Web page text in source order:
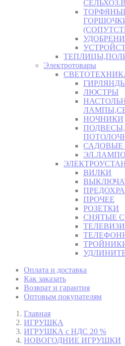
Электротовары
ЛЮСТРЫ
НОЧНИКИ
САДОВЫЕ
ВИЛКИ
ПРОЧЕЕ
РОЗЕТКИ
СНЯТЫЕ
Оплата и доставка
Как заказать
Возврат и гарантия
Оптовым покупателям
Главная
ИГРУШКА
ИГРУШКА с НДС 20 %
НОВОГОДНИЕ ИГРУШКИ